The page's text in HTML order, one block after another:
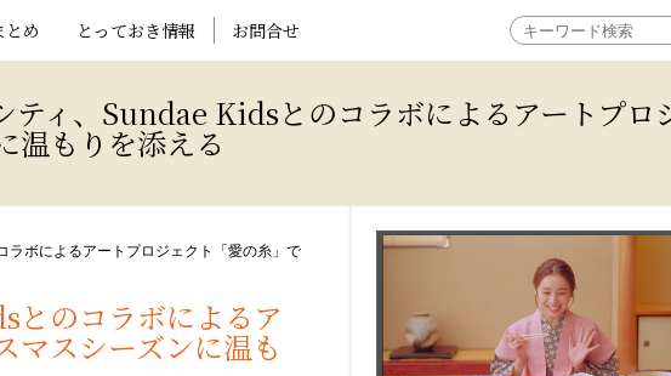
とめ とっておき情報 お問合せ
ティ、Sundae Kidsとのコラボによるアートプロ
温もりを添える
ボによるアートプロジェクト「愛の糸」で
とのコラボによるア
マスシーズンに温も